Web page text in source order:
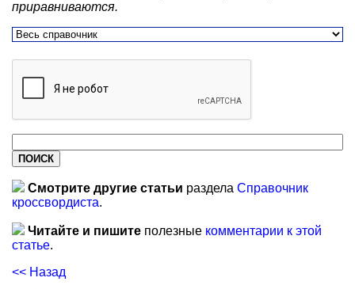
приравниваются.
Смотрите другие статьи раздела Справочник
кроссвордиста.
Читайте и пишите полезные комментарии к этой
статье.
<< Назад